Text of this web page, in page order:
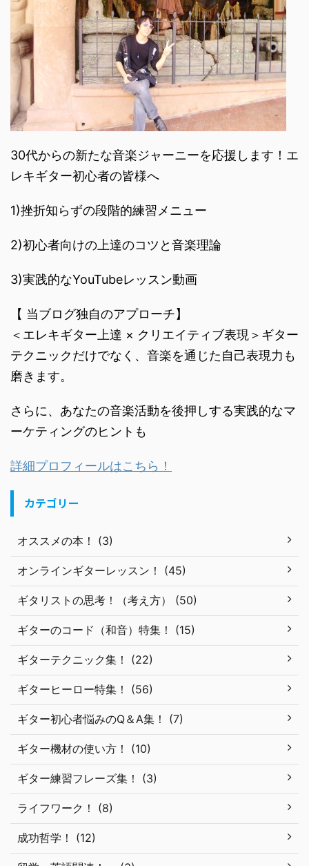
30代からの新たな音楽ジャーニーを応援します！エ
レキギター初心者の皆様へ
1)挫折知らずの段階的練習メニュー
2)初心者向けの上達のコツと音楽理論
3)実践的なYouTubeレッスン動画
【 当ブログ独自のアプローチ】
＜エレキギター上達 × クリエイティブ表現＞ギター
テクニックだけでなく、音楽を通じた自己表現力も
磨きます。
さらに、あなたの音楽活動を後押しする実践的なマ
ーケティングのヒントも
詳細プロフィールはこちら！
カテゴリー
オススメの本！ (3)
オンラインギターレッスン！ (45)
ギタリストの思考！（考え方） (50)
ギターのコード（和音）特集！ (15)
ギターテクニック集！ (22)
ギターヒーロー特集！ (56)
ギター初心者悩みのQ＆A集！ (7)
ギター機材の使い方！ (10)
ギター練習フレーズ集！ (3)
ライフワーク！ (8)
成功哲学！ (12)